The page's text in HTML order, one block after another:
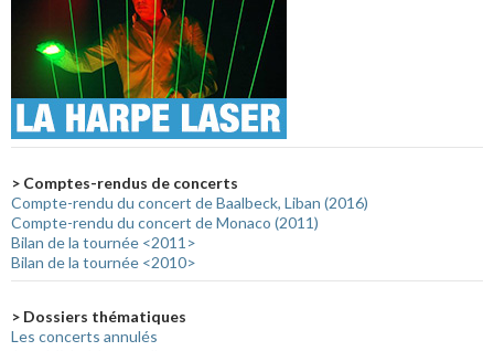
> Comptes-rendus de concerts
Compte-rendu du concert de Baalbeck, Liban (2016)
Compte-rendu du concert de Monaco (2011)
Bilan de la tournée <2011>
Bilan de la tournée <2010>
> Dossiers thématiques
Les concerts annulés